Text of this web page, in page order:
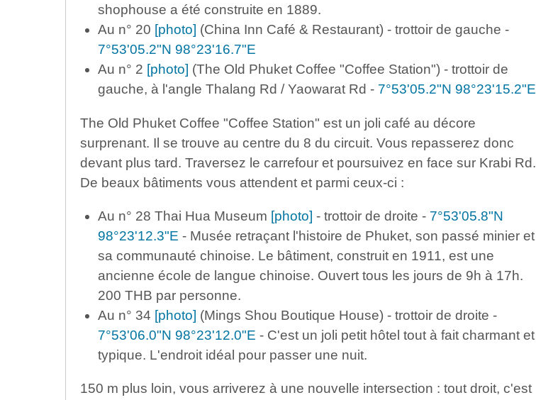
shophouse a été construite en 1889.
Au n° 20 [photo] (China Inn Café & Restaurant) - trottoir de gauche -
7°53'05.2"N 98°23'16.7"E
Au n° 2 [photo] (The Old Phuket Coffee "Coffee Station") - trottoir de
gauche, à l'angle Thalang Rd / Yaowarat Rd - 7°53'05.2"N 98°23'15.2"E
The Old Phuket Coffee "Coffee Station" est un joli café au décore
surprenant. Il se trouve au centre du 8 du circuit. Vous repasserez donc
devant plus tard. Traversez le carrefour et poursuivez en face sur Krabi Rd.
De beaux bâtiments vous attendent et parmi ceux-ci :
Au n° 28 Thai Hua Museum [photo] - trottoir de droite - 7°53'05.8"N
98°23'12.3"E - Musée retraçant l'histoire de Phuket, son passé minier et
sa communauté chinoise. Le bâtiment, construit en 1911, est une
ancienne école de langue chinoise. Ouvert tous les jours de 9h à 17h.
200 THB par personne.
Au n° 34 [photo] (Mings Shou Boutique House) - trottoir de droite -
7°53'06.0"N 98°23'12.0"E - C'est un joli petit hôtel tout à fait charmant et
typique. L'endroit idéal pour passer une nuit.
150 m plus loin, vous arriverez à une nouvelle intersection : tout droit, c'est